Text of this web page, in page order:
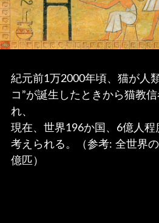
紀元前1万2000年頃、猫が人
コ”が誕生したときから猫教
れ、
現在、世界196か国、6億人程
考えられる。（参考: 全世界
億匹）